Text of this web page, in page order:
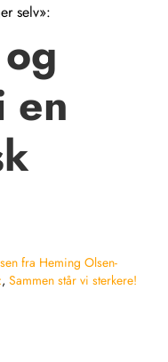
selv»:
en
fra Heming Olsen-
, Sammen står vi sterkere!